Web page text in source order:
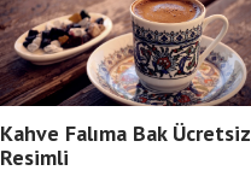
Kahve Falıma Bak Ücretsiz
Resimli